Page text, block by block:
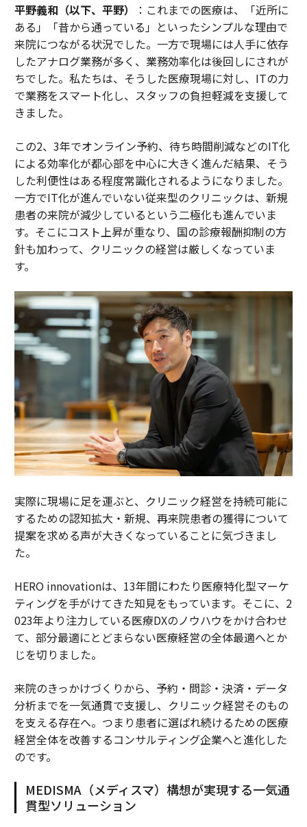
平野義和（以下、平野）
：これまでの医療は、「近所に
ある」「昔から通っている」といったシンプルな理由で
来院につながる状況でした。一方で現場には人手に依存
したアナログ業務が多く、業務効率化は後回しにされが
ちでした。私たちは、そうした医療現場に対し、ITの力
で業務をスマート化し、スタッフの負担軽減を支援して
きました。
この2、3年でオンライン予約、待ち時間削減などのIT化
による効率化が都心部を中心に大きく進んだ結果、そう
した利便性はある程度常識化されるようになりました。
一方でIT化が進んでいない従来型のクリニックは、新規
患者の来院が減少しているという二極化も進んでいま
す。そこにコスト上昇が重なり、国の診療報酬抑制の方
針も加わって、クリニックの経営は厳しくなっていま
す。
実際に現場に足を運ぶと、クリニック経営を持続可能に
するための認知拡大・新規、再来院患者の獲得について
提案を求める声が大きくなっていることに気づきまし
た。
HERO innovationは、13年間にわたり医療特化型マーケ
ティングを手がけてきた知見をもっています。そこに、2
023年より注力している医療DXのノウハウをかけ合わせ
て、部分最適にとどまらない医療経営の全体最適へとか
じを切りました。
来院のきっかけづくりから、予約・問診・決済・データ
分析までを一気通貫で支援し、クリニック経営そのもの
を支える存在へ。つまり患者に選ばれ続けるための医療
経営全体を改善するコンサルティング企業へと進化した
のです。
MEDISMA（メディスマ）構想が実現する一気通
貫型ソリューション